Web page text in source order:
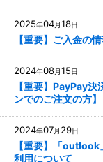
2025年04月18日
【重要】ご入金の
2024年08月15日
【重要】PayPay
ンでのご注文の方】
2024年07月 29日
【重要】「
利用について